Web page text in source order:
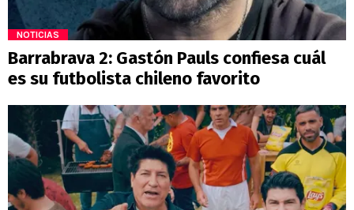
NOTICIAS
Barrabrava 2: Gastón Pauls confiesa cuál
es su futbolista chileno favorito